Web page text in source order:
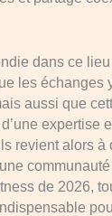
dans ce
les échanges
aussi que
expertise
revient alors à
de 2026,